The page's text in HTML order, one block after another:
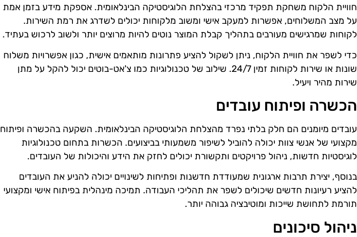
חוויית הלקוח משחקת תפקיד מרכזי בהצלחת הלוגיסטיקה הבינלאומית. אספקת מידע בזמן אמת
על מצב המשלוחים, אפשרות למעקב אישי ומשוב מלקוחות יכולים לשדרג את רמת השירות.
לקוחות שמרגישים מעורבים בתהליך קבלת המוצר נוטים להיות מרוצים יותר ולשוב לרכוש בעתיד.
כדי לשפר את חוויית הלקוח, ניתן לשקול להציע פתרונות מותאמים אישית, כגון אפשרויות משלוח
שונות או שירות לקוחות זמין 24/7. שילוב של טכנולוגיות כמו צ'אט-בוטים יכול להקל על מתן
שירות מהיר ויעיל.
הכשרה ופיתוח עובדים
עובדים מיומנים הם חלק בלתי נפרד מהצלחת הלוגיסטיקה הבינלאומית. השקעה בהכשרה ופיתוח
מקצועי של אנשי צוות יכולה להוביל לשיפור משמעותי בביצועים. הכשרות בתחום טכנולוגיות
לוגיסטיות חדשות, ניהול פרויקטים ותקשורת יכולים לחזק את הידע והיכולות של העובדים.
בנוסף, יצירת תרבות ארגונית שמעודדת חדשנות ופתיחות לשינויים יכולה להניע את העובדים
להציע רעיונות חדשים שיכולים לשפר את תהליכי העבודה. תמיכה מינהלית בפיתוח אישי ומקצועי
תורמת לתחושת שייכות ומוטיבציה גבוהה יותר.
ניהול סיכונים